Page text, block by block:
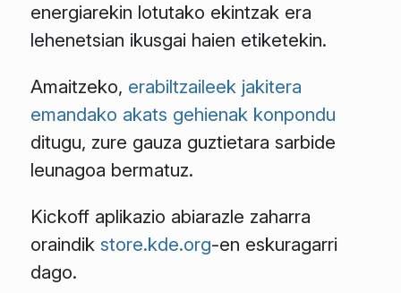
energiarekin lotutako ekintzak era
lehenetsian ikusgai haien etiketekin.
Amaitzeko, erabiltzaileek jakitera
emandako akats gehienak konpondu
ditugu, zure gauza guztietara sarbide
leunagoa bermatuz.
Kickoff aplikazio abiarazle zaharra
oraindik store.kde.org-en eskuragarri
dago.